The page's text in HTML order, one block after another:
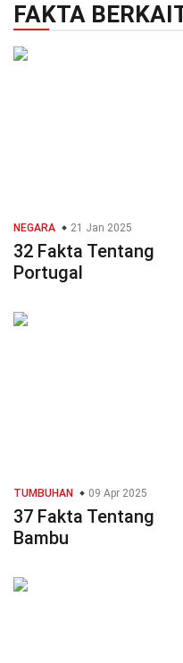
FAKTA
NEGARA 21 Jan 2025
32 Fakta Tentang
Portugal
TUMBUHAN 09 Apr 2025
37 Fakta Tentang
Bambu